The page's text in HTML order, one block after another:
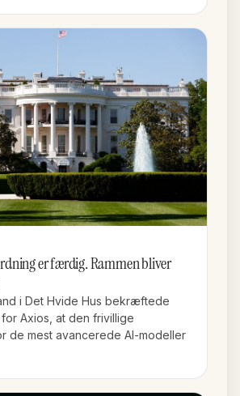
er færdig. Rammen bliver
i Det Hvide Hus bekræftede
Axios, at den frivillige
de mest avancerede AI-modeller